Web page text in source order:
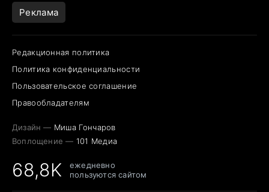
Реклама
Редакционная политика
Политика конфиденциальности
Пользовательское соглашение
Правообладателям
Дизайн — Миша Гончаров
Воплощение — 101 Медиа
68,8K
ежедневно
пользуются сайтом